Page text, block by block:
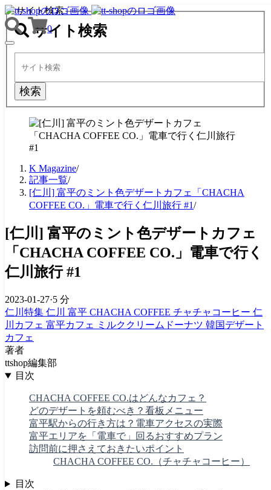
0
TOGGLE
NAVIGATION
サイト検索
サイト検索
検索
K Magazine/
記事一覧/
[仁川] 富平のミント色デザートカフェ「CHACHA
COFFEE CO.」電車で行く仁川旅行 #1/
[仁川] 富平のミント色デザートカフェ
「CHACHA COFFEE CO.」電車で行く
仁川旅行 #1
2023-01-27·5 分
仁川特集 仁川 富平 CHACHA COFFEE チャチャコーヒー 仁
川カフェ 富平カフェ ミルククリームドーナツ 韓国デザート
カフェ
著者
ttshop編集部
目次
CHACHA COFFEE CO.はどんなカフェ？
どのデザートを頼むべき？看板メニュー
富平駅からの行き方は？電車アクセスの実際
富平エリアを「電車で」回るおすすめプラン
訪問前に押さえておきたいポイント
CHACHA COFFEE CO.（チャチャコーヒー）
目次